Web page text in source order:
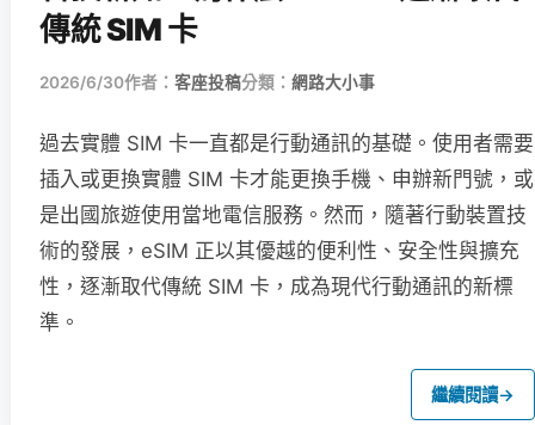
傳統 SIM 卡
2026/6/30作者： 客座投稿分類： 網路大小事
過去實體 SIM 卡一直都是行動通訊的基礎。使用者需要
插入或更換實體 SIM 卡才能更換手機、申辦新門號，或
是出國旅遊使用當地電信服務。然而，隨著行動裝置技
術的發展，eSIM 正以其優越的便利性、安全性與擴充
性，逐漸取代傳統 SIM 卡，成為現代行動通訊的新標
準。
繼續閱讀→